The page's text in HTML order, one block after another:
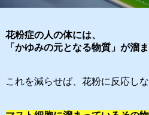
花粉症の人の体には、
ゆみの元となる物質」が溜ま
を減らせば、花粉に反応しな